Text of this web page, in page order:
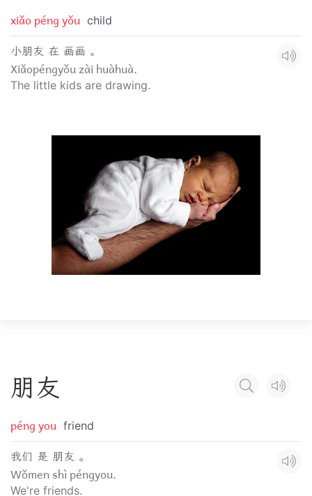
xiǎo péng yǒu child
小朋友 在 画画 。
Xiǎopéngyǒu zài huàhuà.
The little kids are drawing.
朋友
péng you friend
我们 是 朋友 。
Wǒmen shì péngyou.
We're friends.